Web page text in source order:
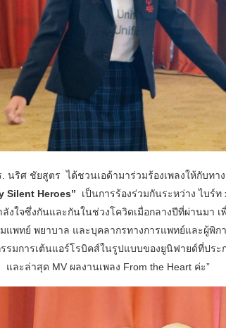
. นริศ ชัยสูตร ได้ชวนเอด้ามาร่วมร้องเพลงให้กับทา
Silent Heroes” เป็นการร้องร่วมกันระหว่าง ไบร์
ลังใจซึ่งกันและกันในช่วงโควิดเมื่อกลางปีที่ผ่านมา
มแพทย์ พยาบาล และบุคลากรทางการแพทย์และผู้
รมการเต้นแอร์โรบิคส์ในรูปแบบของยูนิฟายด์ที่ป
ละล่าสุด MV ผลงานเพลง From the Heart ค่ะ”